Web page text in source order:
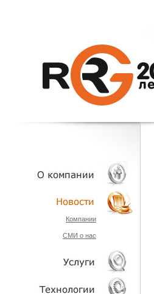
О КОМПАНИИ
НОВОСТИ
Компании
СМИ о нас